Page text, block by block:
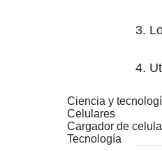
3.
4.
Ciencia y
Celulares
Cargador de
Tecnología